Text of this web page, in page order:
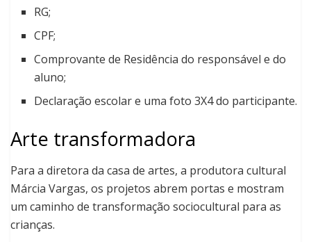
RG;
CPF;
Comprovante de Residência do responsável e do
aluno;
Declaração escolar e uma foto 3X4 do participante.
Arte transformadora
Para a diretora da casa de artes, a produtora cultural
Márcia Vargas, os projetos abrem portas e mostram
um caminho de transformação sociocultural para as
crianças.